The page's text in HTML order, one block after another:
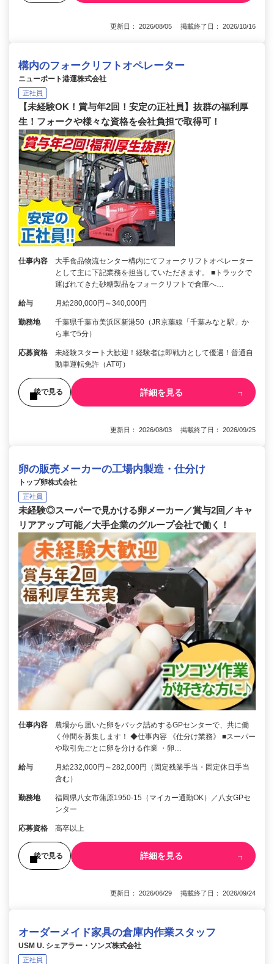
更新日： 2026/08/05 掲載終了日： 2026/10/16
構内のフォークリフトオペレーター
ニューポート港運株式会社
正社員
【未経験OK！賞与年2回！安定の正社員】抜群の福利厚
生！フォークや様々な資格を会社負担で取得可！
仕事内容
大手食品物流センター構内にてフォークリフトオペレーター
として主に下記業務を担当していただきます。 ■トラックで
運ばれてきた砂糖製品をフォークリフトで倉庫へ…
給与 月給280,000円～340,000円
勤務地
千葉県千葉市美浜区新港50（JR京葉線「千葉みなと駅」か
ら車で5分）
応募資格
未経験スタート大歓迎！経験者は即戦力として優遇！普通自
動車運転免許（AT可）
後で見る 詳細を見る
更新日： 2026/08/03 掲載終了日： 2026/09/25
卵の販売メーカーの工場内製造・仕分け
トップ卵株式会社
正社員
未経験◎スーパーで見かける卵メーカー／賞与2回／キャ
リアアップ可能／大手企業のグループ会社で働く！
仕事内容
農場から届いた卵をパック詰めするGPセンターで、共に働
く仲間を募集します！ ◆仕事内容 《仕分け業務》 ■スーパー
や取引先ごとに卵を分ける作業 ・卵…
給与
月給232,000円～282,000円（固定残業手当・固定休日手当
含む）
勤務地
福岡県八女市蒲原1950-15（マイカー通勤OK）／八女GPセ
ンター
応募資格 高卒以上
後で見る 詳細を見る
更新日： 2026/06/29 掲載終了日： 2026/09/24
オーダーメイド家具の倉庫内作業スタッフ
USM U. シェアラー・ソンズ株式会社
正社員